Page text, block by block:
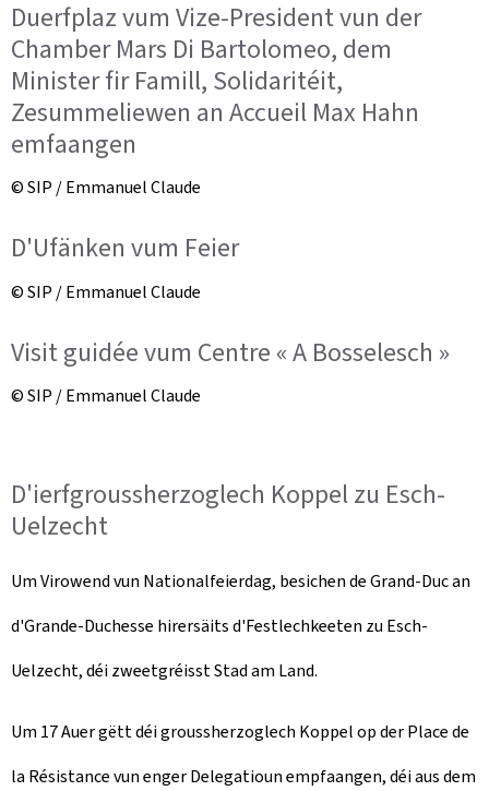
Duerfplaz vum Vize-President vun der
Chamber Mars Di Bartolomeo, dem
Minister fir Famill, Solidaritéit,
Zesummeliewen an Accueil Max Hahn
emfaangen
© SIP / Emmanuel Claude
D'Ufänken vum Feier
© SIP / Emmanuel Claude
Visit guidée vum Centre « A Bosselesch »
© SIP / Emmanuel Claude
D'ierfgroussherzoglech Koppel zu Esch-
Uelzecht
Um Virowend vun Nationalfeierdag, besichen de Grand-Duc an
d'Grande-Duchesse hirersäits d'Festlechkeeten zu Esch-
Uelzecht, déi zweetgréisst Stad am Land.
Um 17 Auer gëtt déi groussherzoglech Koppel op der Place de
la Résistance vun enger Delegatioun empfaangen, déi aus dem